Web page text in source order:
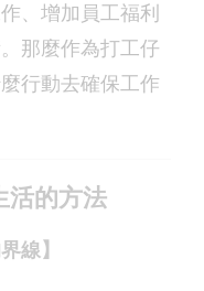
、增加員工福利
那麼作為打工仔
行動去確保工作
活的方法
線】